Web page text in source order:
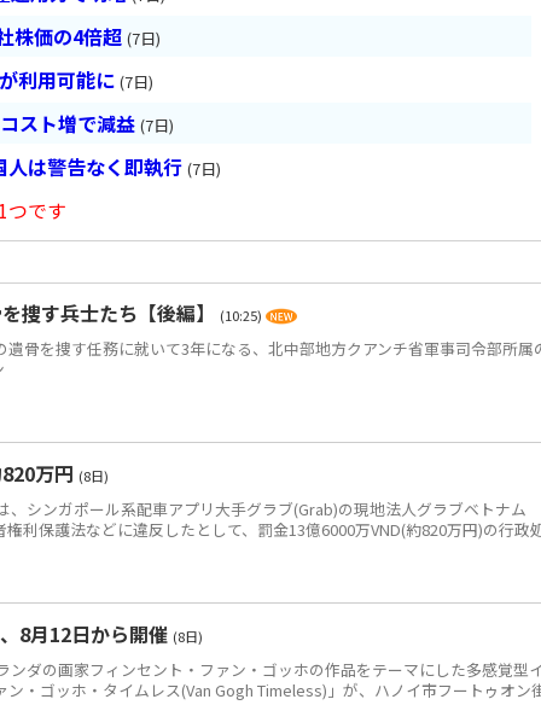
株価の4倍超 (7日)
利用可能に (7日)
スト増で減益 (7日)
は警告なく即執行 (7日)
つです
捜す兵士たち【後編】 (10:25)
骨を捜す任務に就いて3年になる、北中部地方クアンチ省軍事司令部所属
万円 (8日)
シンガポール系配車アプリ大手グラブ(Grab)の現地法人グラブベトナム
利保護法などに違反したとして、罰金13億6000万VND(約820万円)の行政
8月12日から開催 (8日)
ダの画家フィンセント・ファン・ゴッホの作品をテーマにした多感覚型
ン・ゴッホ・タイムレス(Van Gogh Timeless)」が、ハノイ市フートゥオン